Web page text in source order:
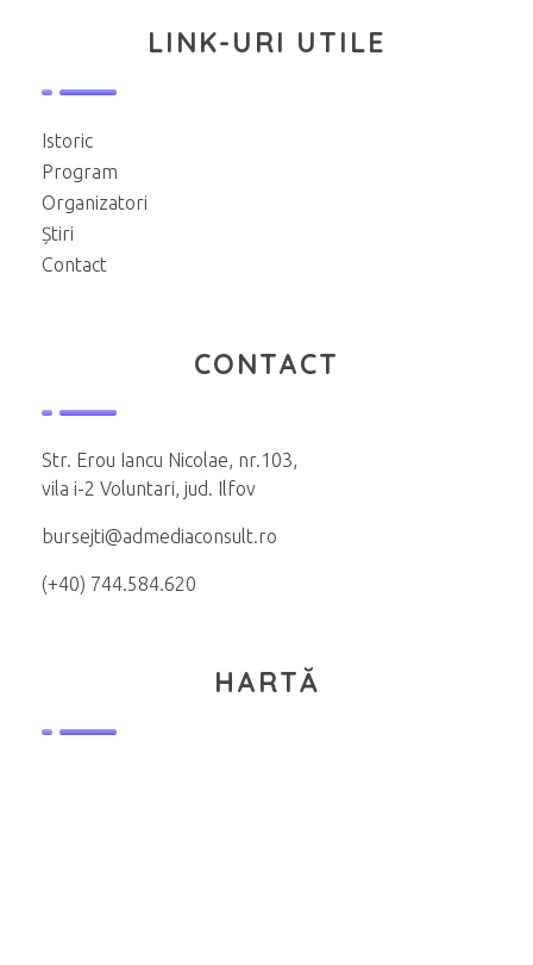
LINK-URI UTILE
Istoric
Program
Organizatori
Știri
Contact
CONTACT
Str. Erou Iancu Nicolae, nr.103,
vila i-2 Voluntari, jud. Ilfov
bursejti@admediaconsult.ro
(+40) 744.584.620
HARTĂ